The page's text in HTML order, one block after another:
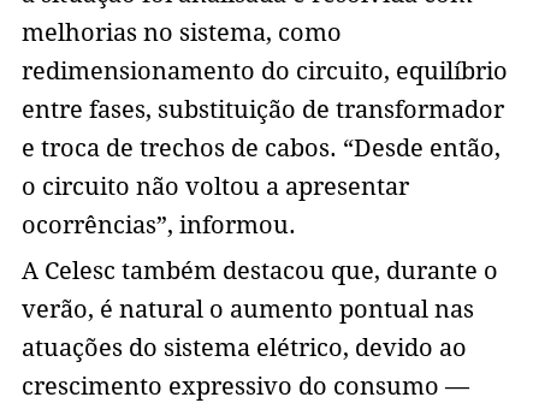
melhorias no sistema, como
redimensionamento do circuito, equilíbrio
entre fases, substituição de transformador
e troca de trechos de cabos. “Desde então,
o circuito não voltou a apresentar
ocorrências”, informou.
A Celesc também destacou que, durante o
verão, é natural o aumento pontual nas
atuações do sistema elétrico, devido ao
crescimento expressivo do consumo —